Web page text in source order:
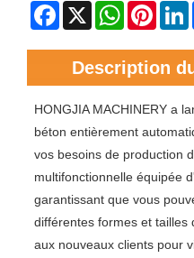
Facebook
X WhatsApp
Description
HONGJIA MACHINERY a
béton entièrement
vos besoins de production
multifonctionnelle équipée
garantissant que vous
différentes formes et tailles
aux nouveaux clients pour